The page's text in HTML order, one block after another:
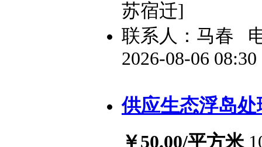
苏宿迁]
联系人：马春
2026-08-06
供应生态浮岛
￥50.00/平方米